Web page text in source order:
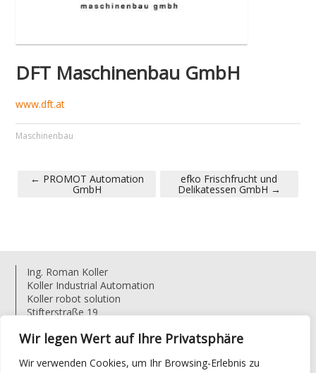
Wir legen Wert auf Ihre Privatsphäre
Wir verwenden Cookies, um Ihr Browsing-Erlebnis zu
DFT Maschinenbau GmbH
www.dft.at
Maschinenbau
PORTFOLIO NAVIGATION
← PROMOT Automation
GmbH
efko Frischfrucht und
Delikatessen GmbH →
Ing. Roman Koller
Koller Industrial Automation
Koller robot solution
Stifterstraße 19
Austria
E: r.koller@koller.at